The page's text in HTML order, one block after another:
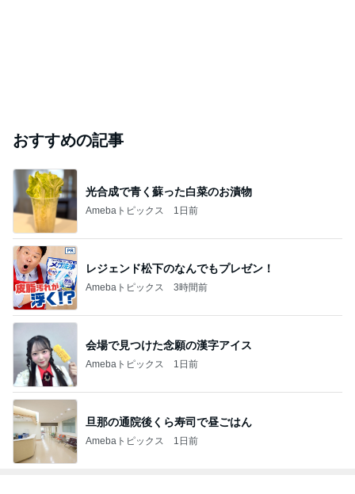
おすすめの記事
光合成で青く蘇った白菜のお漬物
Amebaトピックス 1日前
レジェンド松下のなんでもプレゼン！
Amebaトピックス 3時間前
会場で見つけた念願の漢字アイス
Amebaトピックス 1日前
旦那の通院後くら寿司で昼ごはん
Amebaトピックス 1日前